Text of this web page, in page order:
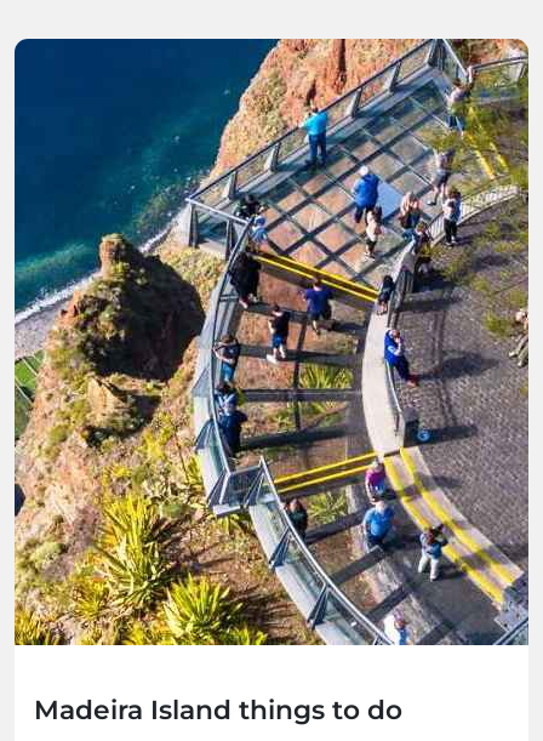
Madeira Island things to do